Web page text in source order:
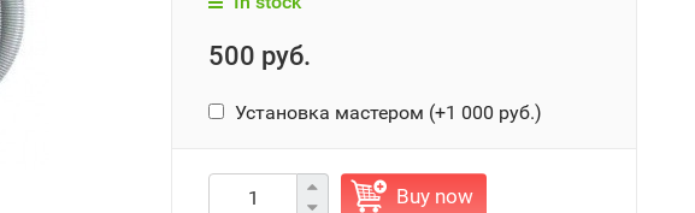
500 руб.
Установка мастером (+1 000 руб.)
Buy now